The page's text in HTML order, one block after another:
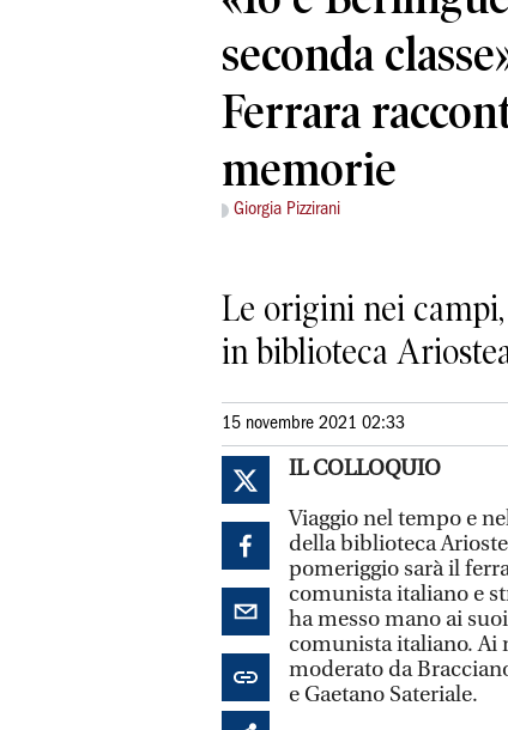
seconda
Ferrara
memorie
Giorgia Pizzirani
Le origini nei
in biblioteca
15 novembre 2021 02:33
IL COLLOQUIO
Viaggio nel tempo e
della biblioteca
pomeriggio sarà il
comunista italiano e
ha messo mano ai
comunista italiano. Ai
moderato da
e Gaetano Sateriale.